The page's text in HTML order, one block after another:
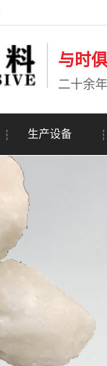
与时
二十余
生产设备